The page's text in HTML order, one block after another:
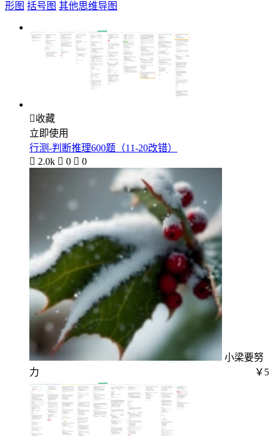
形图 括号图 其他思维导图
收藏
立即使用
行测-判断推理600题（11-20改错）
 2.0k  0  0
小梁要努
力
￥5